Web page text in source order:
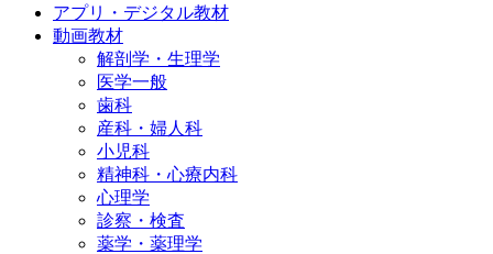
アプリ・デジタル教材
動画教材
解剖学・生理学
医学一般
歯科
産科・婦人科
小児科
精神科・心療内科
心理学
診察・検査
薬学・薬理学